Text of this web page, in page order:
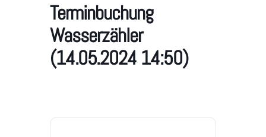
Terminbuchung
Wasserzähler
(14.05.2024 14:50)